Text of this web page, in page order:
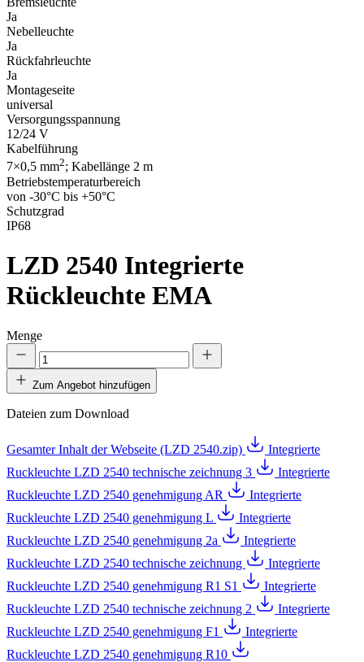
Ja
Nebelleuchte
Ja
Rückfahrleuchte
Ja
Montageseite
universal
Versorgungsspannung
12/24 V
Kabelführung
7×0,5 mm2; Kabellänge 2 m
Betriebstemperaturbereich
von -30°C bis +50°C
Schutzgrad
IP68
LZD 2540 Integrierte
Rückleuchte EMA
Menge
Zum Angebot hinzufügen
Dateien zum Download
Gesamter Inhalt der Webseite (LZD 2540.zip)
Integrierte
Ruckleuchte LZD 2540 technische zeichnung 3
Integrierte
Ruckleuchte LZD 2540 genehmigung AR
Integrierte
Ruckleuchte LZD 2540 genehmigung L
Integrierte
Ruckleuchte LZD 2540 genehmigung 2a
Integrierte
Ruckleuchte LZD 2540 technische zeichnung
Integrierte
Ruckleuchte LZD 2540 genehmigung R1 S1
Integrierte
Ruckleuchte LZD 2540 technische zeichnung 2
Integrierte
Ruckleuchte LZD 2540 genehmigung F1
Integrierte
Ruckleuchte LZD 2540 genehmigung R10